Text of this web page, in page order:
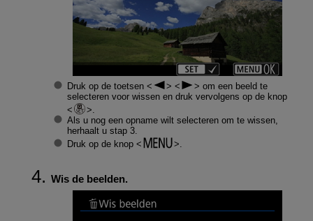
Druk op de toetsen
om een beeld te
selecteren voor wissen en druk vervolgens op de knop
Als u nog een opname wilt selecteren om te wissen,
herhaalt u stap 3.
Druk op de knop
Wis de beelden.